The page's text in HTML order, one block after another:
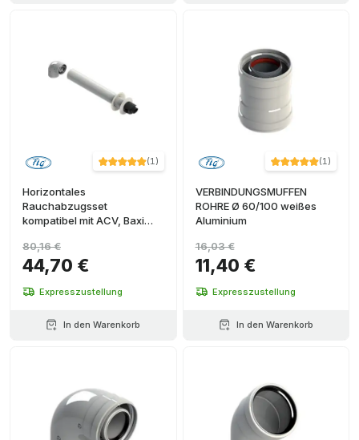
(1)
Horizontales
Rauchabzugsset
kompatibel mit ACV, Baxi
44,70 €
80,16 €
Expresszustellung
In den Warenkorb
(1)
VERBINDUNGSMUFFEN
ROHRE Ø 60/100 weißes
Aluminium
11,40 €
16,03 €
Expresszustellung
In den Warenkorb